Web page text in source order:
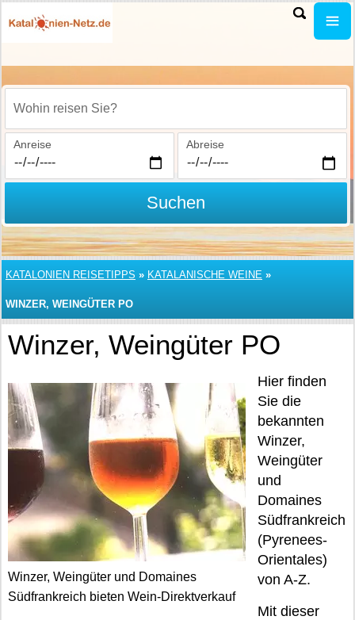
Wohin reisen Sie?
Anreise Abreise
Suchen
KATALONIEN REISETIPPS » KATALANISCHE WEINE »
WINZER, WEINGÜTER PO
Winzer, Weingüter PO
Winzer, Weingüter und Domaines
Südfrankreich bieten Wein-Direktverkauf
Hier finden
Sie die
bekannten
Winzer,
Weingüter
und
Domaines
Südfrankreich
(Pyrenees-
Orientales)
von A-Z.
Mit dieser